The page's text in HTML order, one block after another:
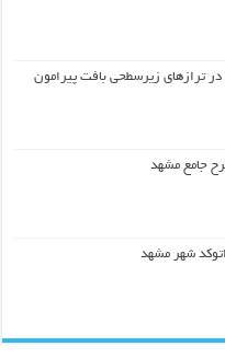
ترازهاي زیرسطحی بافت پیرامون
جامع مشهد
شهر مشهد